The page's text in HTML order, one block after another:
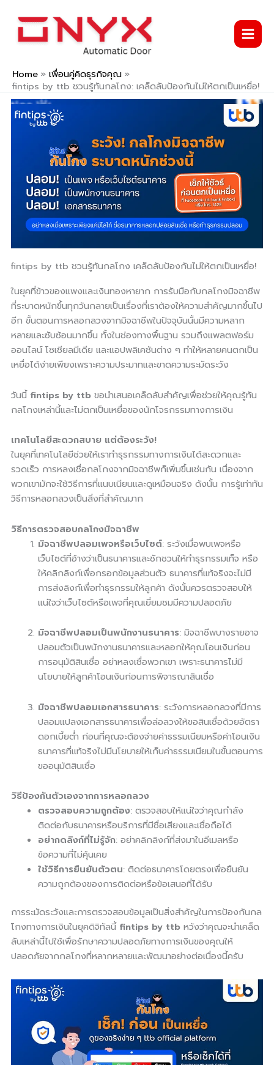
content
Home
เพื่อนคู่คิดธุรกิจคุณ
fintips by ttb ชวนรู้ทันกลโกง: เคล็ดลับป้องกันไม่ให้ตกเป็นเหยื่อ!
fintips by ttb ชวนรู้ทันกลโกง เคล็ดลับป้องกันไม่ให้ตกเป็นเหยื่อ!
ในยุคที่ข้าวของแพงและเงินทองหายาก การรับมือกับกลโกงมิจฉาชีพ
ที่ระบาดหนักขึ้นทุกวันกลายเป็นเรื่องที่เราต้องให้ความสำคัญมากขึ้นไป
อีก ขั้นตอนการหลอกลวงจากมิจฉาชีพในปัจจุบันนั้นมีความหลาก
หลายและซับซ้อนมากขึ้น ทั้งในช่องทางพื้นฐาน รวมถึงแพลตฟอร์ม
ออนไลน์ โซเชียลมีเดีย และแอปพลิเคชันต่าง ๆ ทำให้หลายคนตกเป็น
เหยื่อได้ง่ายเพียงเพราะความประมาทและขาดความระมัดระวัง
วันนี้ fintips by ttbขอนำเสนอเคล็ดลับสำคัญเพื่อช่วยให้คุณรู้ทัน
กลโกงเหล่านี้และไม่ตกเป็นเหยื่อของนักโจรกรรมทางการเงิน
เทคโนโลยีสะดวกสบาย แต่ต้องระวัง!
ในยุคที่เทคโนโลยีช่วยให้เราทำธุรกรรมทางการเงินได้สะดวกและ
รวดเร็ว การหลงเชื่อกลโกงจากมิจฉาชีพก็เพิ่มขึ้นเช่นกัน เนื่องจาก
พวกเขามักจะใช้วิธีการที่แนบเนียนและดูเหมือนจริง ดังนั้น การรู้เท่าทัน
วิธีการหลอกลวงเป็นสิ่งที่สำคัญมาก
วิธีการตรวจสอบกลโกงมิจฉาชีพ
มิจฉาชีพปลอมเพจหรือเว็บไซต์: ระวังเมื่อพบเพจหรือ
เว็บไซต์ที่อ้างว่าเป็นธนาคารและชักชวนให้ทำธุรกรรมเท็จ หรือ
ให้คลิกลิงก์เพื่อกรอกข้อมูลส่วนตัว ธนาคารที่แท้จริงจะไม่มี
การส่งลิงก์เพื่อทำธุรกรรมให้ลูกค้า ดังนั้นควรตรวจสอบให้
แน่ใจว่าเว็บไซต์หรือเพจที่คุณเยี่ยมชมมีความปลอดภัย
มิจฉาชีพปลอมเป็นพนักงานธนาคาร: มิจฉาชีพบางรายอาจ
ปลอมตัวเป็นพนักงานธนาคารและหลอกให้คุณโอนเงินก่อน
การอนุมัติสินเชื่อ อย่าหลงเชื่อพวกเขา เพราะธนาคารไม่มี
นโยบายให้ลูกค้าโอนเงินก่อนการพิจารณาสินเชื่อ
มิจฉาชีพปลอมเอกสารธนาคาร: ระวังการหลอกลวงที่มีการ
ปลอมแปลงเอกสารธนาคารเพื่อล่อลวงให้ขอสินเชื่อด้วยอัตรา
ดอกเบี้ยต่ำ ก่อนที่คุณจะต้องจ่ายค่าธรรมเนียมหรือค่าโอนเงิน
ธนาคารที่แท้จริงไม่มีนโยบายให้เก็บค่าธรรมเนียมในขั้นตอนการ
ขออนุมัติสินเชื่อ
วิธีป้องกันตัวเองจากการหลอกลวง
ตรวจสอบความถูกต้อง: ตรวจสอบให้แน่ใจว่าคุณกำลัง
ติดต่อกับธนาคารหรือบริการที่มีชื่อเสียงและเชื่อถือได้
อย่ากดลิงก์ที่ไม่รู้จัก: อย่าคลิกลิงก์ที่ส่งมาในอีเมลหรือ
ข้อความที่ไม่คุ้นเคย
ใช้วิธีการยืนยันตัวตน: ติดต่อธนาคารโดยตรงเพื่อยืนยัน
ความถูกต้องของการติดต่อหรือข้อเสนอที่ได้รับ
การระมัดระวังและการตรวจสอบข้อมูลเป็นสิ่งสำคัญในการป้องกันกล
โกงทางการเงินในยุคดิจิทัลนี้ fintips by ttbหวังว่าคุณจะนำเคล็ด
ลับเหล่านี้ไปใช้เพื่อรักษาความปลอดภัยทางการเงินของคุณให้
ปลอดภัยจากกลโกงที่หลากหลายและพัฒนาอย่างต่อเนื่องนี้ครับ